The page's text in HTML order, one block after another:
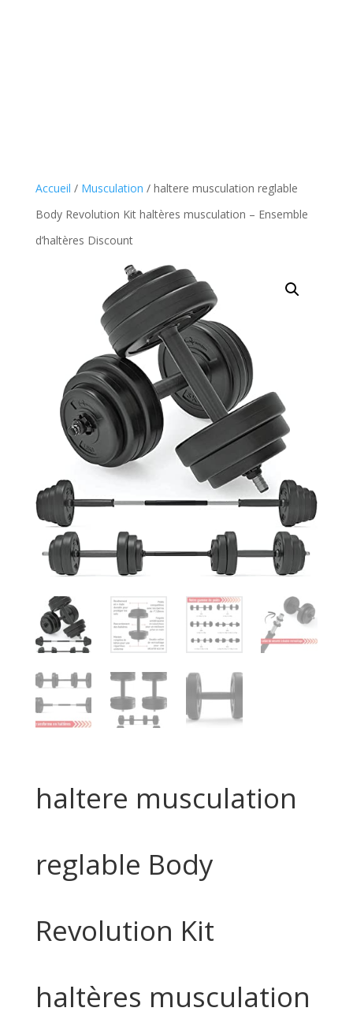
Accueil / Musculation / haltere musculation reglable
Body Revolution Kit haltères musculation – Ensemble
d’haltères Discount
haltere musculation
reglable Body
Revolution Kit
haltères musculation